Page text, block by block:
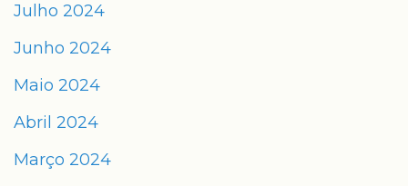
Julho 2024
Junho 2024
Maio 2024
Abril 2024
Março 2024